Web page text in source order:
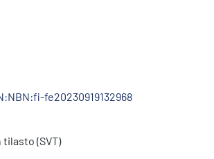
fe20230919132968
(SVT)